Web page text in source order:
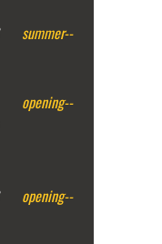
summer--
opening--
opening--